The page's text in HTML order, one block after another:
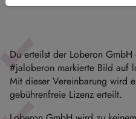
Du erteilst der Loberon
#jaloberon markierte Bild auf
Mit dieser Vereinbarung wird
gebührenfreie Lizenz erteilt.